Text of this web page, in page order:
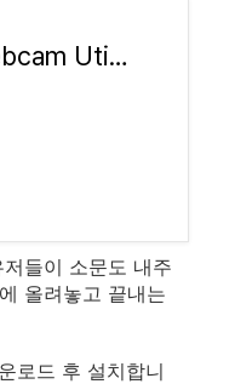
Nikon | Download center | Webcam Utility Beta
들이 소문도 내주
올려놓고 끝내는
로드 후 설치합니